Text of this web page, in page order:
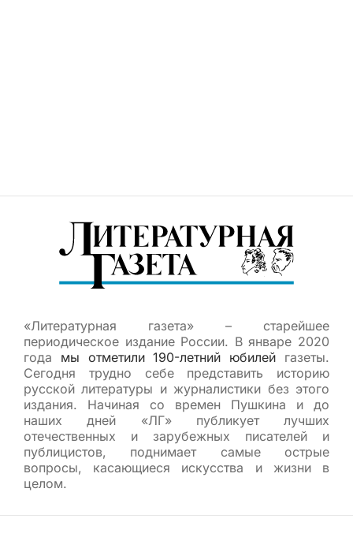
«Литературная газета» – старейшее
периодическое издание России. В январе 2020
года мы отметили 190-летний юбилей газеты.
Сегодня трудно себе представить историю
русской литературы и журналистики без этого
издания. Начиная со времен Пушкина и до
наших дней «ЛГ» публикует лучших
отечественных и зарубежных писателей и
публицистов, поднимает самые острые
вопросы, касающиеся искусства и жизни в
целом.